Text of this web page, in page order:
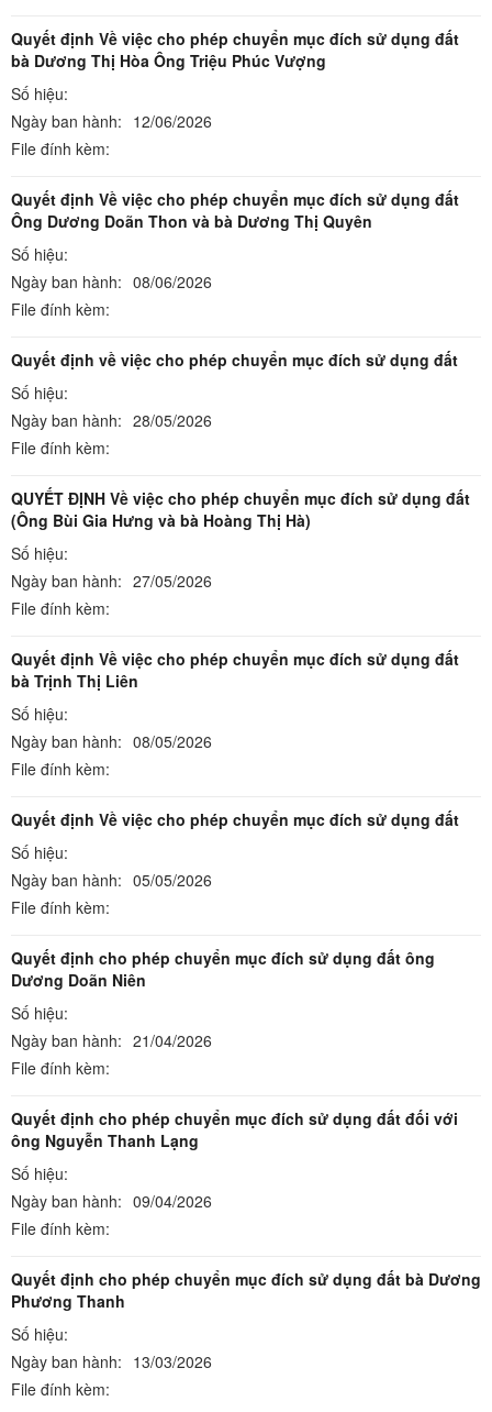
Quyết định Về việc cho phép chuyển mục đích sử dụng đất
bà Dương Thị Hòa Ông Triệu Phúc Vượng
Số hiệu:
Ngày ban hành: 12/06/2026
File đính kèm:
Quyết định Về việc cho phép chuyển mục đích sử dụng đất
Ông Dương Doãn Thon và bà Dương Thị Quyên
Số hiệu:
Ngày ban hành: 08/06/2026
File đính kèm:
Quyết định về việc cho phép chuyển mục đích sử dụng đất
Số hiệu:
Ngày ban hành: 28/05/2026
File đính kèm:
QUYẾT ĐỊNH Về việc cho phép chuyển mục đích sử dụng đất
(Ông Bùi Gia Hưng và bà Hoàng Thị Hà)
Số hiệu:
Ngày ban hành: 27/05/2026
File đính kèm:
Quyết định Về việc cho phép chuyển mục đích sử dụng đất
bà Trịnh Thị Liên
Số hiệu:
Ngày ban hành: 08/05/2026
File đính kèm:
Quyết định Về việc cho phép chuyển mục đích sử dụng đất
Số hiệu:
Ngày ban hành: 05/05/2026
File đính kèm:
Quyết định cho phép chuyển mục đích sử dụng đất ông
Dương Doãn Niên
Số hiệu:
Ngày ban hành: 21/04/2026
File đính kèm:
Quyết định cho phép chuyển mục đích sử dụng đất đối với
ông Nguyễn Thanh Lạng
Số hiệu:
Ngày ban hành: 09/04/2026
File đính kèm:
Quyết định cho phép chuyển mục đích sử dụng đất bà Dương
Phương Thanh
Số hiệu:
Ngày ban hành: 13/03/2026
File đính kèm: